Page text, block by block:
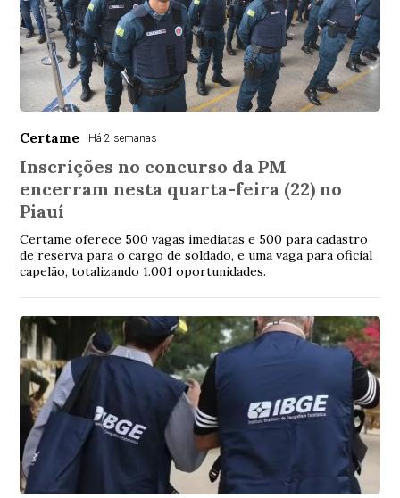
Certame Há 2 semanas
Inscrições no concurso da PM
encerram nesta quarta-feira (22) no
Piauí
Certame oferece 500 vagas imediatas e 500 para cadastro
de reserva para o cargo de soldado, e uma vaga para oficial
capelão, totalizando 1.001 oportunidades.